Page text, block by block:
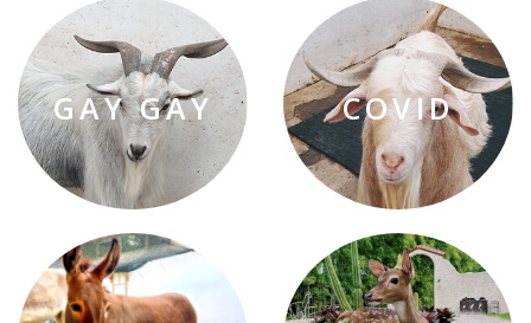
GAY GAY COVID